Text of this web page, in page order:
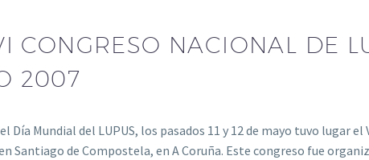
CONGRESO NACIONAL DE
2007
Día Mundial del LUPUS, los pasados 11 y 12 de mayo tuvo lugar el
Santiago de Compostela, en A Coruña. Este congreso fue